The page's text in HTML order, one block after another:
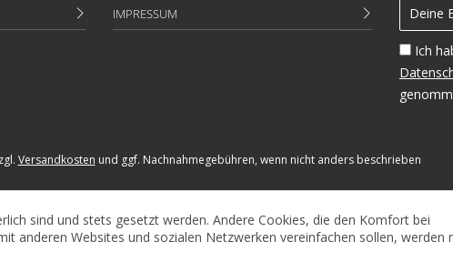
IMPRESSUM
Ich
Versandkosten und ggf. Nachnahmegebühren, wenn nicht anders beschrieben
sind und stets gesetzt werden. Andere Cookies, die den Komfort bei
anderen Websites und sozialen Netzwerken vereinfachen sollen, werden